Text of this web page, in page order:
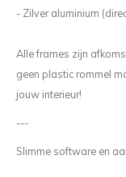
- Zilver aluminium
Alle frames zijn
geen plastic rommel
jouw interieur!
---
Slimme software en